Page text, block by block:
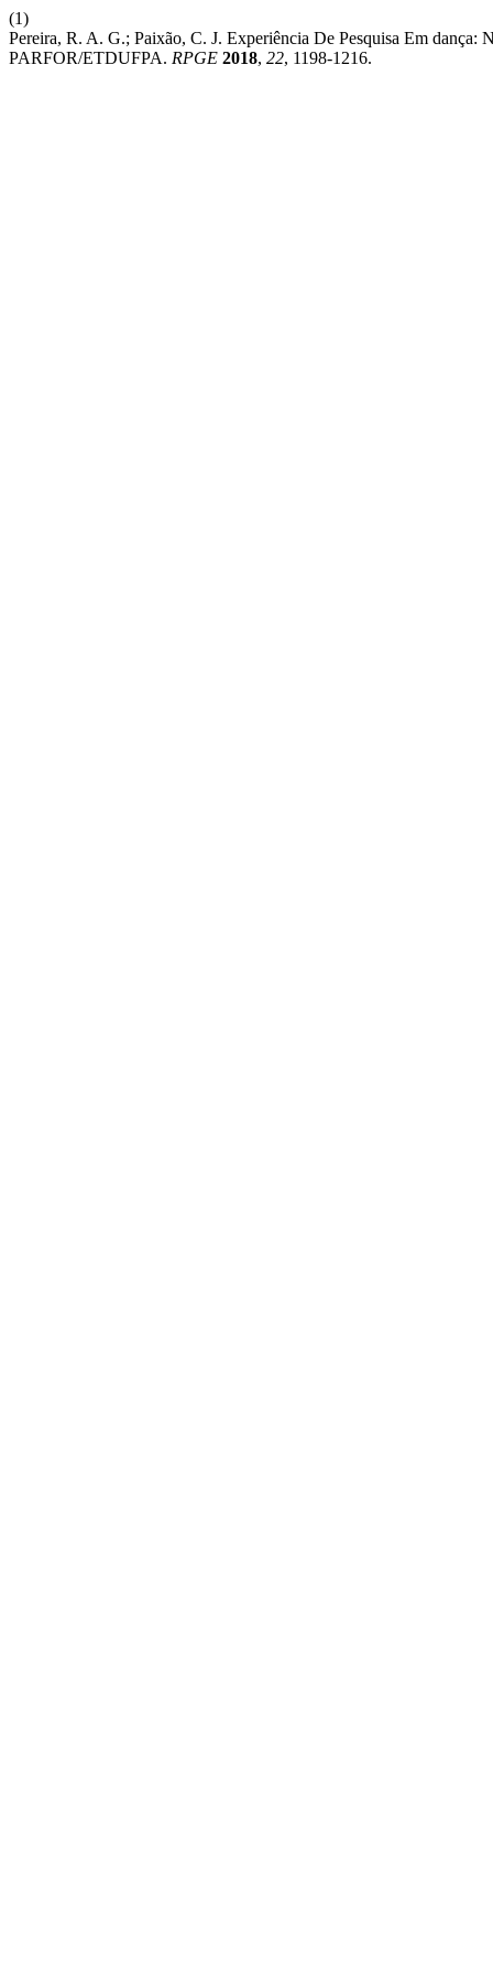
(1)
Pereira, R. A. G.; Paixão, C. J. Experiência De Pesquisa Em
PARFOR/ETDUFPA. RPGE 2018, 22, 1198-1216.